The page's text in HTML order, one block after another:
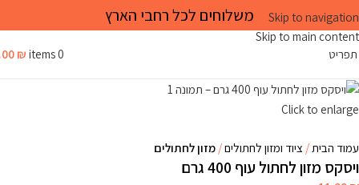
Skip to navigation
Skip to main content
משלוחים לכל רחבי הארץ
תפריט 0
items
₪
Click to enlarge
עמוד הבית ציוד ומזון לחתולים מזון לחתולים
ויסקס מזון לחתול עוף 400 גרם